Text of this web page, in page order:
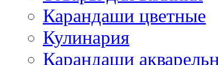
Карандаши цветные
Кулинария
Карандаши